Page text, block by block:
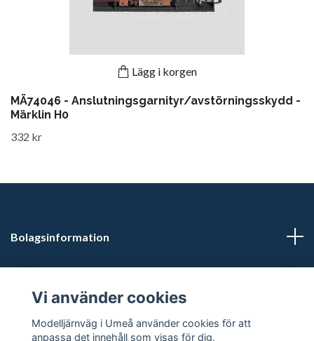
Lägg i korgen
MÄ74046 - Anslutningsgarnityr/avstörningsskydd -
Märklin H0
332 kr
Bolagsinformation
Butikstider: Vardagar kl 12.00-15.00. Övrig tid efter
överenskommelse.
Vi använder cookies
Modelljärnväg i Umeå använder cookies för att
anpassa det innehåll som visas för dig.